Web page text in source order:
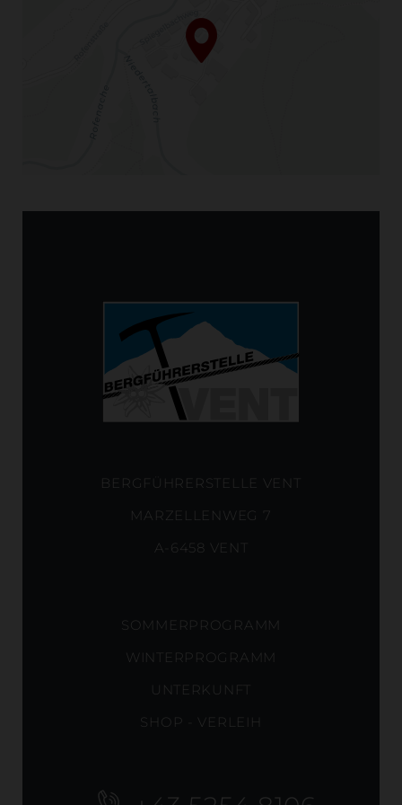
BERGFÜHRERSTELLE VENT
MARZELLENWEG 7
A-6458 VENT
SOMMERPROGRAMM
WINTERPROGRAMM
UNTERKUNFT
SHOP - VERLEIH